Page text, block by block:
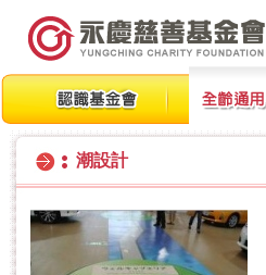
潮設計